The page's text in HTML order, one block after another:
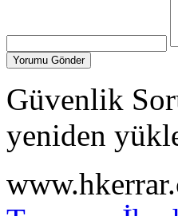
Güvenlik
yeniden